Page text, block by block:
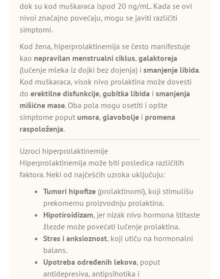
dok su kod muškaraca ispod 20 ng/mL. Kada se ovi
nivoi značajno povećaju, mogu se javiti različiti
simptomi.
Kod žena, hiperprolaktinemija se često manifestuje
kao nepravilan menstrualni ciklus, galaktoreja
(lučenje mleka iz dojki bez dojenja) i smanjenje libida.
Kod muškaraca, visok nivo prolaktina može dovesti
do erektilne disfunkcije, gubitka libida i smanjenja
mišićne mase. Oba pola mogu osetiti i opšte
simptome poput umora, glavobolje i promena
raspoloženja.
Uzroci hiperprolaktinemije
Hiperprolaktinemija može biti posledica različitih
faktora. Neki od najčešćih uzroka uključuju:
Tumori hipofize (prolaktinomi), koji stimulišu
prekomernu proizvodnju prolaktina.
Hipotiroidizam, jer nizak nivo hormona štitaste
žlezde može povećati lučenje prolaktina.
Stres i anksioznost, koji utiču na hormonalni
balans.
Upotreba određenih lekova, poput
antidepresiva, antipsihotika i